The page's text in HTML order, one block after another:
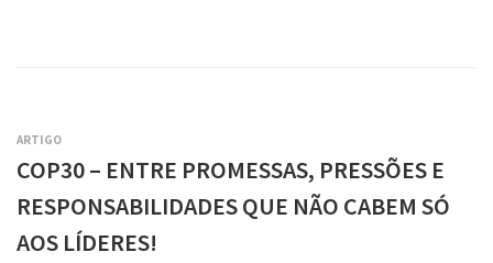
ARTIGO
COP30 – ENTRE PROMESSAS, PRESSÕES E
RESPONSABILIDADES QUE NÃO CABEM SÓ
AOS LÍDERES!